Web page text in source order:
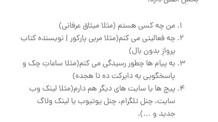
من چه کسی هستم (مثلا میثاق عرفانی)
چه فعالیتی می کنم(مثلا مربی پارکور | نویسنده کتاب
پروازِ بدون بال)
به پیام ها چطور رسیدگی می کنم(مثلا ساعاتِ چک و
پاسخگویی به دایرکت ده تا هجده)
پیج ها یا سایت های دیگر هم دارم(مثلا لینک وب
سایت، چنل تلگرام، چنل یوتیوب یا لینک ولاگ
جدید و …).